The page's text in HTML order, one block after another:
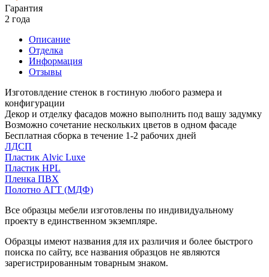
Гарантия
2 года
Описание
Отделка
Информация
Отзывы
Изготовлдение стенок в гостиную любого размера и
конфигурации
Декор и отделку фасадов можно выполнить под вашу задумку
Возможно сочетание нескольких цветов в одном фасаде
Бесплатная сборка в течение 1-2 рабочих дней
ЛДСП
Пластик Alvic Luxe
Пластик HPL
Пленка ПВХ
Полотно АГТ (МДФ)
Все образцы мебели изготовлены по индивидуальному
проекту в единственном экземпляре.
Образцы имеют названия для их различия и более быстрого
поиска по сайту, все названия образцов не являются
зарегистрированным товарным знаком.